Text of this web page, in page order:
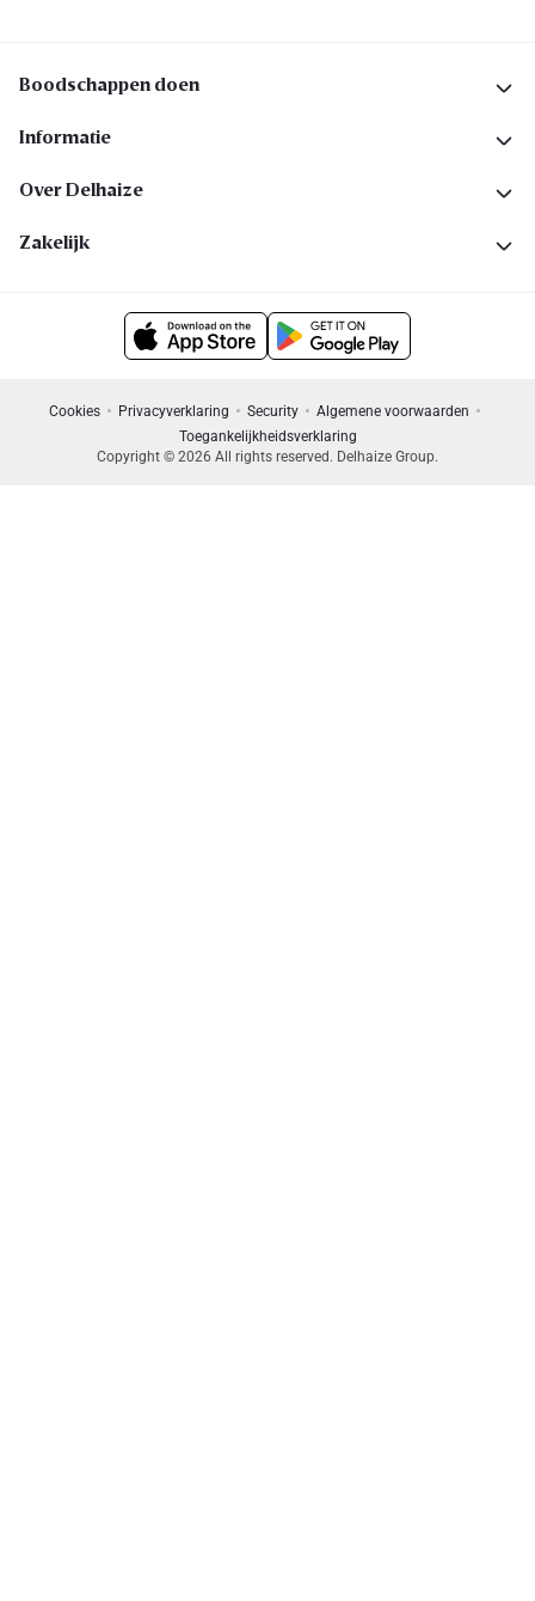
Boodschappen doen
Informatie
Over Delhaize
Zakelijk
Cookies Privacyverklaring Security
Algemene voorwaarden
Toegankelijkheidsverklaring
Copyright © 2026 All rights reserved. Delhaize Group.